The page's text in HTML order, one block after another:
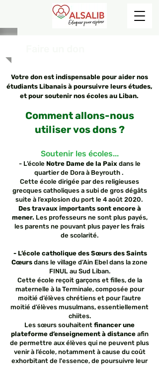
Votre don est indispensable pour aider nos
étudiants Libanais à poursuivre leurs études,
et pour soutenir nos écoles au Liban.
Comment allons-nous
utiliser vos dons ?
Soutenir les écoles...
- L’école Notre Dame de la Paixdans le
quartier de Dora à Beyrouth .
Cette école dirigée par des religieuses
grecques catholiques a subi de gros dégâts
suite à l’explosion du port le 4 août 2020.
Des travaux importants sont encore à
mener. Les professeurs ne sont plus payés,
les parents ne pouvant plus payer les frais
de scolarité.
- L’école catholique des Sœurs des Saints
Cœurs dans le village d’Ain Ebel dans la zone
FINUL au Sud Liban.
Cette école reçoit garçons et filles, de la
maternelle à la Terminale, composée pour
moitié d’élèves chrétiens et pour l’autre
moitié d’élèves musulmans, essentiellement
chiites.
Les sœurs souhaitent financer une
plateforme d’enseignement à distanceafin
de permettre aux élèves qui ne peuvent plus
venir à l’école, notamment à cause du coût
exhorbitant de l'essence, de poursuivre leur